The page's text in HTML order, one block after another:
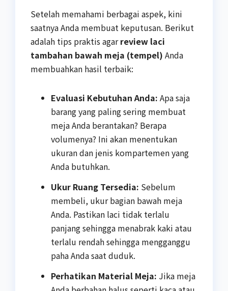
Setelah memahami berbagai aspek, kini
saatnya Anda membuat keputusan. Berikut
adalah tips praktis agarreview laci
tambahan bawah meja (tempel) Anda
membuahkan hasil terbaik:
Evaluasi Kebutuhan Anda: Apa saja
barang yang paling sering membuat
meja Anda berantakan? Berapa
volumenya? Ini akan menentukan
ukuran dan jenis kompartemen yang
Anda butuhkan.
Ukur Ruang Tersedia: Sebelum
membeli, ukur bagian bawah meja
Anda. Pastikan laci tidak terlalu
panjang sehingga menabrak kaki atau
terlalu rendah sehingga mengganggu
paha Anda saat duduk.
Perhatikan Material Meja: Jika meja